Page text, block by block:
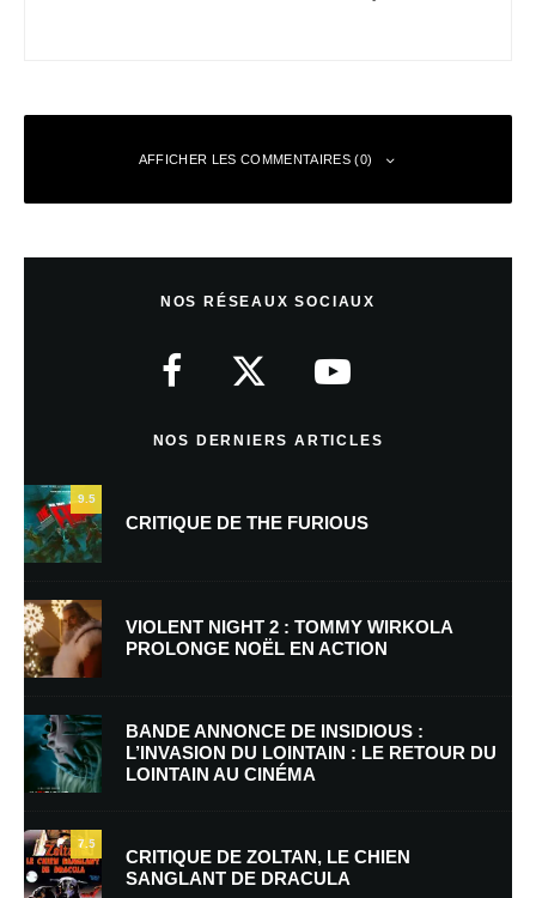
AFFICHER LES COMMENTAIRES (0)
Nom*
E-mail* Site web
Enregistrer mon nom, mon e-mail et mon site dans le navigateur pour
NOS RÉSEAUX SOCIAUX
NOS DERNIERS ARTICLES
9.5
CRITIQUE DE THE FURIOUS
VIOLENT NIGHT 2 : TOMMY WIRKOLA
PROLONGE NOËL EN ACTION
BANDE ANNONCE DE INSIDIOUS :
L’INVASION DU LOINTAIN : LE RETOUR DU
LOINTAIN AU CINÉMA
7.5
CRITIQUE DE ZOLTAN, LE CHIEN
SANGLANT DE DRACULA